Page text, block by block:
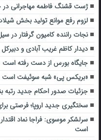
ژست قشنگ فاطمه مهاجرانی
لزوم رفع موانع تولید بخش
نجات راننده کامیون گرفتار در
دیدار کاظم غریب آبادی و
جایگاه بورس از دست رفته است
«بریکس پی» شبه سوئیفت است
جزئیات صدور احکام جدید رتبه
سختگیری جدید اروپا؛ فرصتی
سرلشکر موسوی: فراجا نماد
است